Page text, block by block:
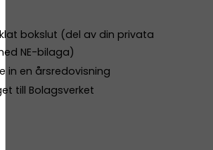
bokslut (del av din privata
NE-bilaga)
in en årsredovisning
till Bolagsverket